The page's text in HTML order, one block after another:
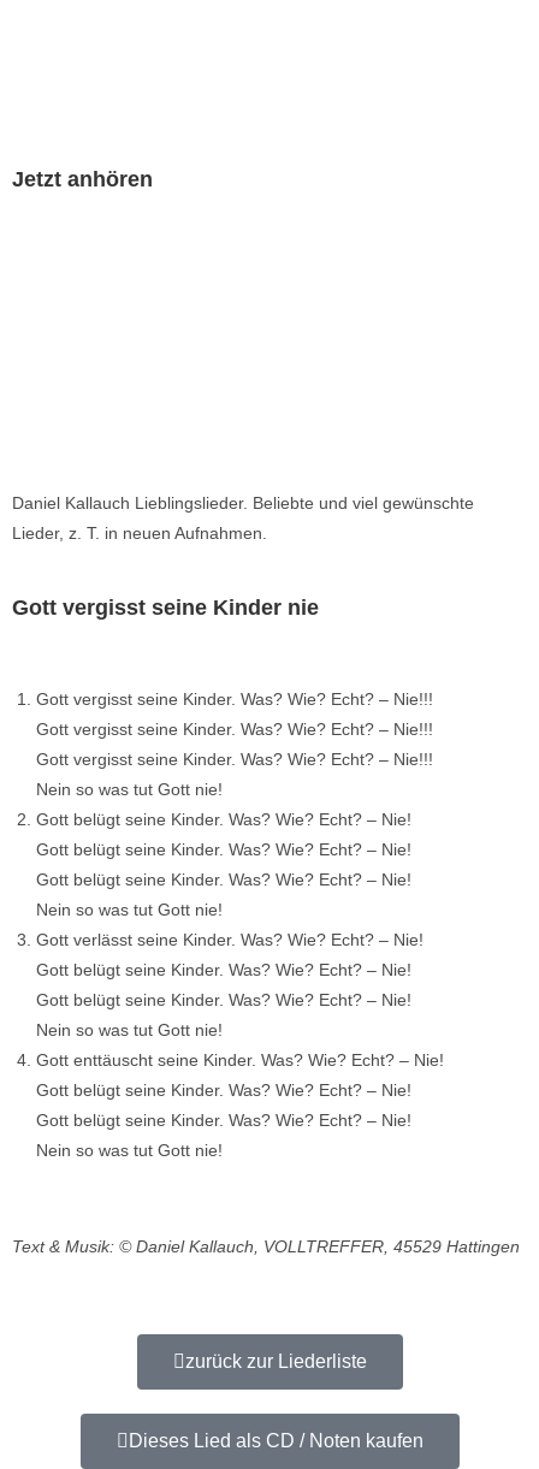
Gott vergisst seine Kinder nie
Gott vergisst seine Kinder. Was? Wie? Echt? – Nie!!!
Gott vergisst seine Kinder. Was? Wie? Echt? – Nie!!!
Gott vergisst seine Kinder. Was? Wie? Echt? – Nie!!!
Nein so was tut Gott nie!
Gott belügt seine Kinder. Was? Wie? Echt? – Nie!
Gott belügt seine Kinder. Was? Wie? Echt? – Nie!
Gott belügt seine Kinder. Was? Wie? Echt? – Nie!
Nein so was tut Gott nie!
Gott verlässt seine Kinder. Was? Wie? Echt? – Nie!
Gott belügt seine Kinder. Was? Wie? Echt? – Nie!
Gott belügt seine Kinder. Was? Wie? Echt? – Nie!
Nein so was tut Gott nie!
Gott enttäuscht seine Kinder. Was? Wie? Echt? – Nie!
Gott belügt seine Kinder. Was? Wie? Echt? – Nie!
Gott belügt seine Kinder. Was? Wie? Echt? – Nie!
Nein so was tut Gott nie!
Text & Musik: © Daniel Kallauch, VOLLTREFFER, 45529 Hattingen
Jetzt anhören
Daniel Kallauch Lieblingslieder. Beliebte und viel gewünschte
Lieder, z. T. in neuen Aufnahmen.
zurück zur Liederliste
Dieses Lied als CD / Noten kaufen